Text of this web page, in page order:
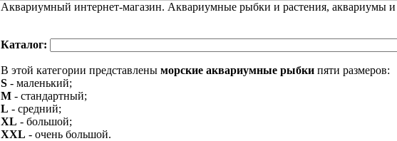
Аквариумный интернет-магазин. Аквариумные рыбки и растения, аквариумы и
Каталог:
В этой категории представлены морские аквариумные рыбки пяти размеров:
S - маленький;
M - стандартный;
L - средний;
XL - большой;
XXL - очень большой.